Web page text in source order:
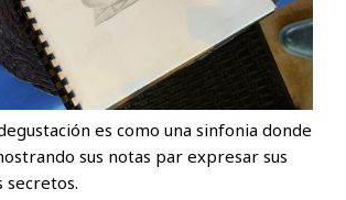
es como una sinfonia donde
sus notas par expresar sus
secretos.